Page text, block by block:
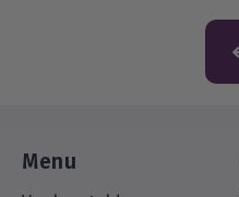
Menu